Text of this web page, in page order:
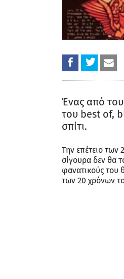
Ένας από
του best of,
σπίτι.
Την επέτειο των
σίγουρα δεν θα
φανατικούς του
των 20 χρόνων